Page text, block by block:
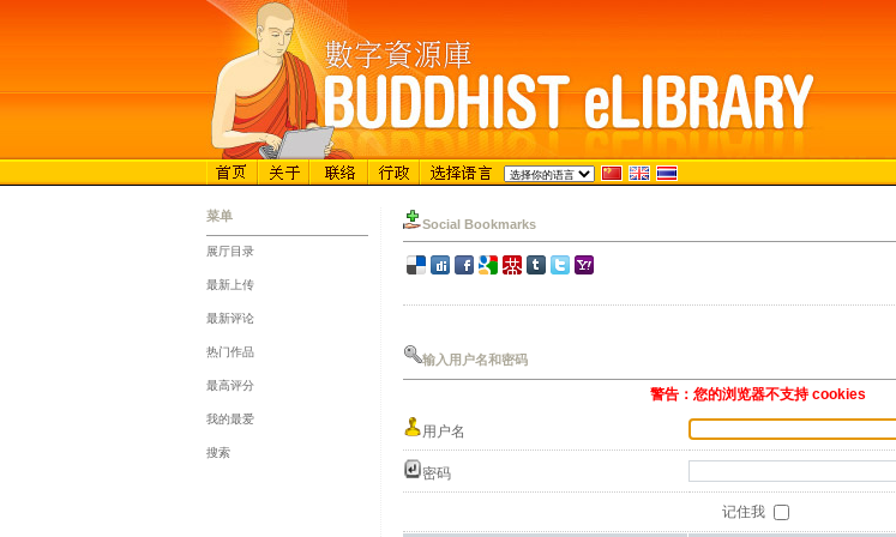
菜单
展厅目录
最新上传
最新评论
热门作品
最高评分
我的最爱
搜索
Social Bookmarks
输入用户名和密码
警告：您的浏览器不支持 cookies
用户名
密码
记住我